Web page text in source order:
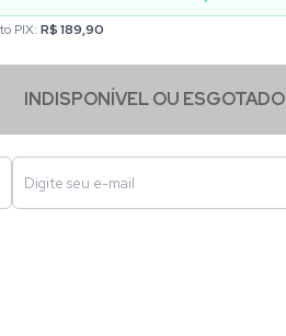
PIX:R$ 189,90
INDISPONÍVEL OU ESGOTADO